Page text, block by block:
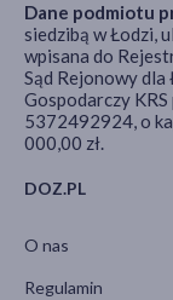
DOZ.PL
O nas
Regulamin
Dane podmiotu
siedzibą w Łodzi,
wpisana do
Sąd Rejonowy dla
Gospodarczy
5372492924, o
000,00 zł.